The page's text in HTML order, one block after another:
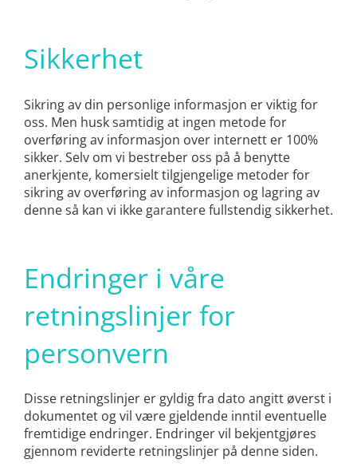
Sikkerhet
Sikring av din personlige informasjon er viktig for
oss. Men husk samtidig at ingen metode for
overføring av informasjon over internett er 100%
sikker. Selv om vi bestreber oss på å benytte
anerkjente, komersielt tilgjengelige metoder for
sikring av overføring av informasjon og lagring av
denne så kan vi ikke garantere fullstendig sikkerhet.
Endringer i våre
retningslinjer for
personvern
Disse retningslinjer er gyldig fra dato angitt øverst i
dokumentet og vil være gjeldende inntil eventuelle
fremtidige endringer. Endringer vil bekjentgjøres
gjennom reviderte retningslinjer på denne siden.